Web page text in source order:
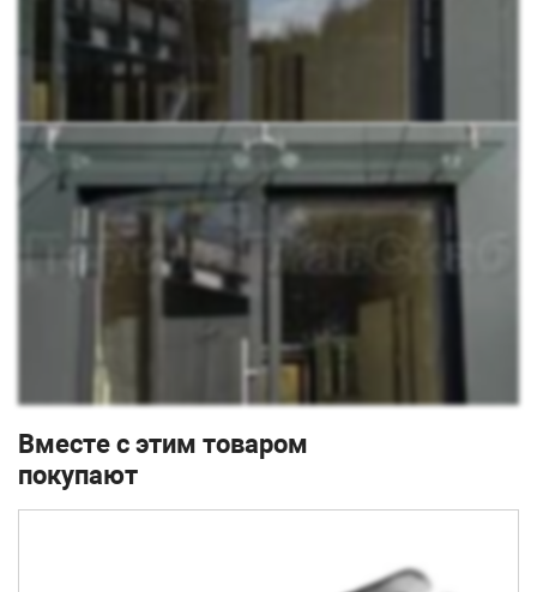
k288-I-2- 2 шт
- 2 шт
Сборка и установка
Установка навесного козырька на вантах предельно
проста и может быть выполнена собственными усилиями
без привлечения сторонних специалистов:
Крепим настенные держатели
Закрепляем рутель на стекло
Затем надеваем наконечник на вант и крепим их на
настенные держатели
Крепим стекло на держатель к стене и фиксируем на
Вместе с этим товаром
покупают